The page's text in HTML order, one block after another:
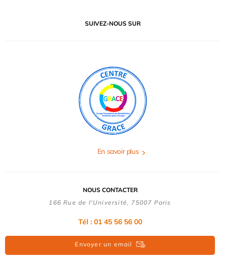
SUIVEZ-NOUS SUR
En savoir plus
NOUS CONTACTER
166 Rue de l'Université, 75007 Paris
Tél : 01 45 56 56 00
Envoyer un email